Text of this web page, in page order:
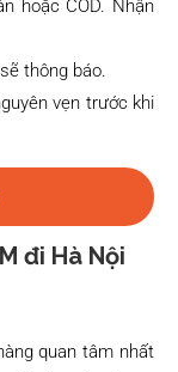
hoặc COD. Nhận
thông báo.
vẹn trước khi
đi Hà Nội
quan tâm nhất